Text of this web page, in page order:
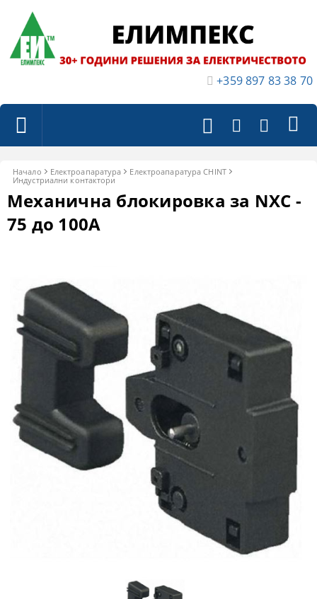
+359 897 83 38 70
Начало Електроапаратура
Eлектроапаратура CHINT
Индустриални контактори
Механична блокировка за NXC -
75 до 100A